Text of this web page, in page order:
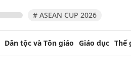
# ASEAN CUP 2026
Dân tộc và Tôn giáo Giáo dục Thế